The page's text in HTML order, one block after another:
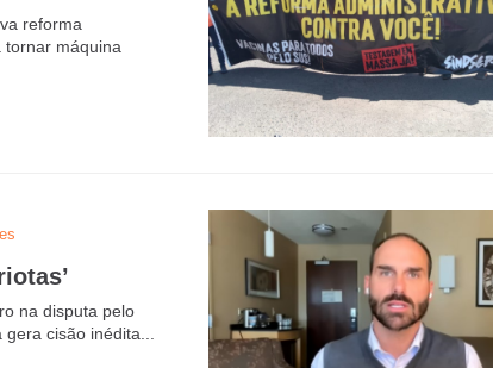
reforma
tornar máquina
na disputa pelo
cisão inédita...